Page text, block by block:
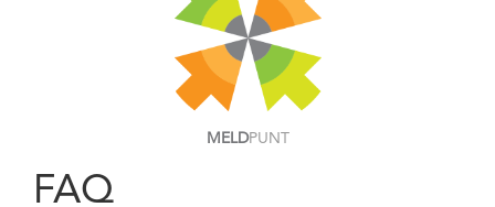
MELDPUNT
FAQ